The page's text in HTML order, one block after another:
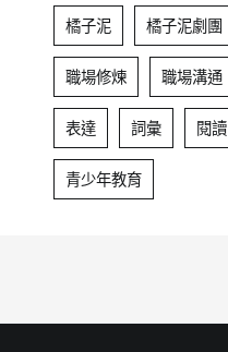
橘子泥 橘子泥劇團
職場修煉 職場溝通
表達 詞彙 閱讀
青少年教育